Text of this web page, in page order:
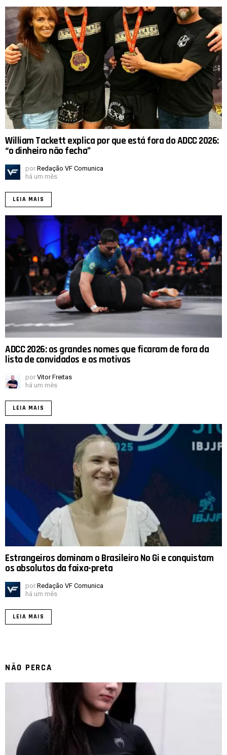
William Tackett explica por que está fora do ADCC 2026:
“o dinheiro não fecha”
por Redação VF Comunica
há um mês
LEIA MAIS
ADCC 2026: os grandes nomes que ficaram de fora da
lista de convidados e os motivos
por Vitor Freitas
há um mês
LEIA MAIS
Estrangeiros dominam o Brasileiro No Gi e conquistam
os absolutos da faixa-preta
por Redação VF Comunica
há um mês
LEIA MAIS
NÃO PERCA